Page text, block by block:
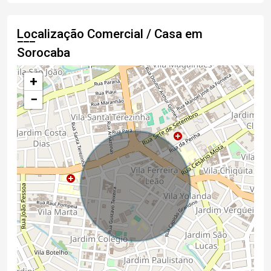
Localização Comercial / Casa em
Sorocaba
+
−